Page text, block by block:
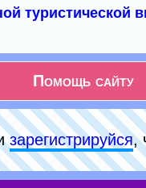
туристической
Помощь сайту
зарeгиcтpируйся,